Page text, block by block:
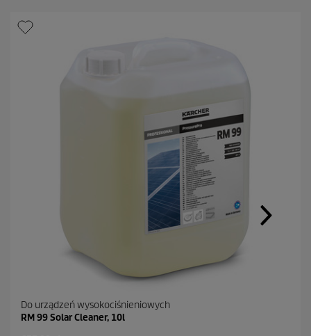
Do urządzeń wysokociśnieniowych
RM 99 Solar Cleaner, 10l